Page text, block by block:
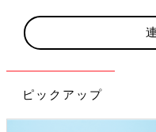
ピックアップ